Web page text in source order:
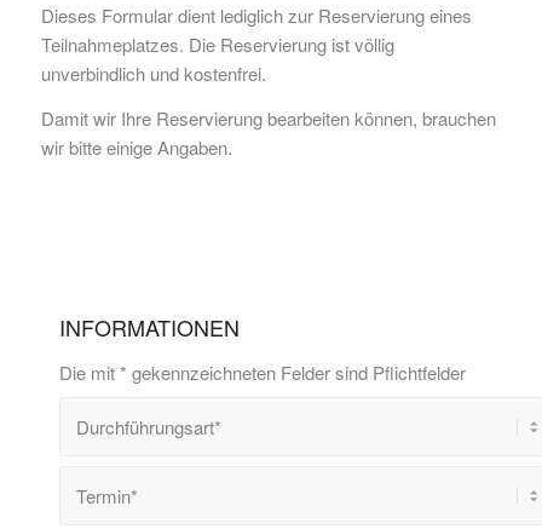
Dieses Formular dient lediglich zur Reservierung eines
Teilnahmeplatzes. Die Reservierung ist völlig
unverbindlich und kostenfrei.
Damit wir Ihre Reservierung bearbeiten können, brauchen
wir bitte einige Angaben.
INFORMATIONEN
Die mit * gekennzeichneten Felder sind Pflichtfelder